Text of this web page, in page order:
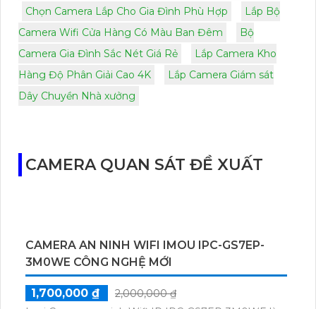
Chọn Camera Lắp Cho Gia Đình Phù Hợp
Lắp Bộ
Camera Wifi Cửa Hàng Có Màu Ban Đêm
Bộ
Camera Gia Đình Sắc Nét Giá Rẻ
Lắp Camera Kho
Hàng Độ Phân Giải Cao 4K
Lắp Camera Giám sát
Dây Chuyền Nhà xưởng
CAMERA QUAN SÁT ĐỀ XUẤT